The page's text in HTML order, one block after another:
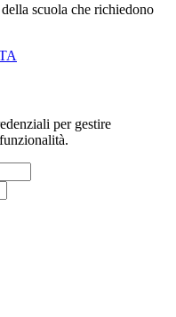
scuola che richiedono
per gestire